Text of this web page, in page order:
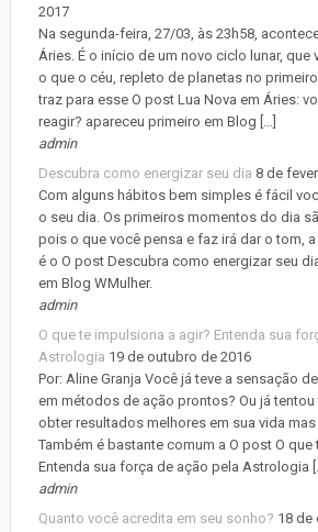
2017
Na segunda-feira, 27/03, às 23h58,
Áries. É o início de um novo ciclo lunar, que
o que o céu, repleto de planetas no
traz para esse O post Lua Nova em Áries:
reagir? apareceu primeiro em Blog […]
admin
Descubra como energizar seu dia 8 de
Com alguns hábitos bem simples é fácil
o seu dia. Os primeiros momentos do dia
pois o que você pensa e faz irá dar o tom, a
é o O post Descubra como energizar seu
em Blog WMulher.
admin
O que te impulsiona a agir? Entenda sua
Astrologia 19 de outubro de 2016
Por: Aline Granja Você já teve a sensação
em métodos de ação prontos? Ou já
obter resultados melhores em sua vida
Também é bastante comum a O post O
Entenda sua força de ação pela Astrologia
admin
Quanto você acredita em seu sonho? 18 de